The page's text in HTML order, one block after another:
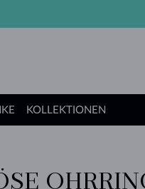
KOLLEKTIONEN